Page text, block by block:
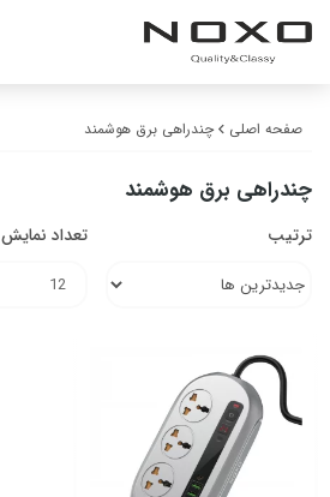
صفحه اصلی چندراهی برق هوشمند
چندراهی برق هوشمند
ترتیب تعداد نمایش